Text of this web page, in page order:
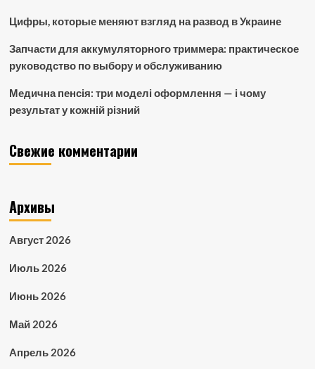
Цифры, которые меняют взгляд на развод в Украине
Запчасти для аккумуляторного триммера: практическое
руководство по выбору и обслуживанию
Медична пенсія: три моделі оформлення — і чому
результат у кожній різний
Свежие комментарии
Архивы
Август 2026
Июль 2026
Июнь 2026
Май 2026
Апрель 2026